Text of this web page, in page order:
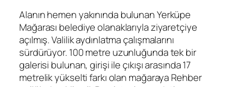
Alanın hemen yakınında bulunan Yerküpe
Mağarası belediye olanaklarıyla ziyaretçiye
açılmış. Valilik aydınlatma çalışmalarını
sürdürüyor. 100 metre uzunluğunda tek bir
galerisi bulunan, girişi ile çıkışı arasında 17
metrelik yükselti farkı olan mağaraya Rehber